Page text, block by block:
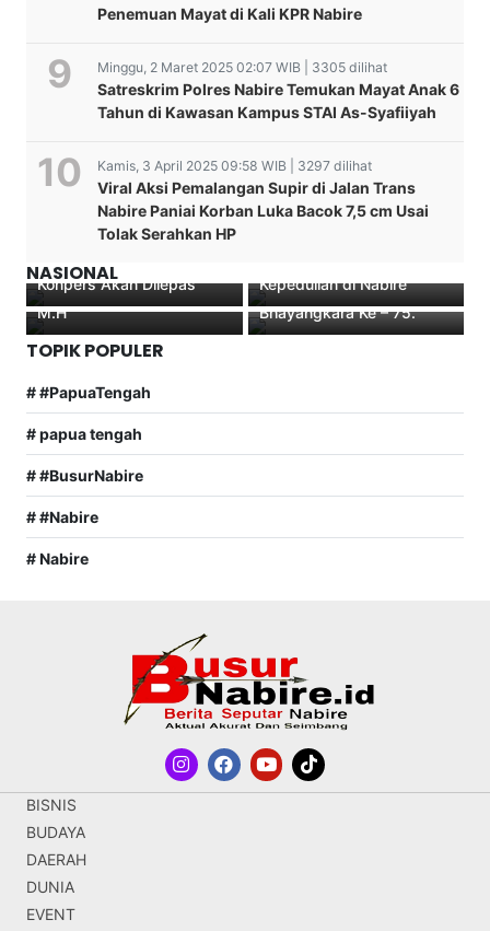
Penemuan Mayat di Kali KPR Nabire
Minggu, 2 Maret 2025 02:07 WIB | 3305 dilihat
Satreskrim Polres Nabire Temukan Mayat Anak 6
Tahun di Kawasan Kampus STAI As-Syafiiyah
Kamis, 3 April 2025 09:58 WIB | 3297 dilihat
Viral Aksi Pemalangan Supir di Jalan Trans
Nabire Paniai Korban Luka Bacok 7,5 cm Usai
Tolak Serahkan HP
NASIONAL
Terungkap! Kapolres
Lampung Timur Disinyalir
Bohongi Tersangka Wilson
Lalengke dengan Janji,
Konpers Akan Dilepas
Kapolda Papua Tengah
Kepedulian di Nabire
Pelantikan, Pengambilan
Sumpah, Serah terima
jabatan Terima Jabatan
dipimpin langsung Kepala
Kejaksaan Tinggi Papua
Nikolaus Kondomo,S.H.,
M.H
Syukuran Hari
Bhayangkara Ke – 75.
TOPIK POPULER
# #PapuaTengah
# papua tengah
# #BusurNabire
# #Nabire
# Nabire
BISNIS
BUDAYA
DAERAH
DUNIA
EVENT